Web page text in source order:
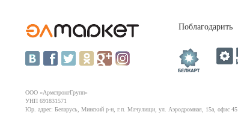
Поблагодарить
ООО «АрмстронгГрупп»
УНП 691831571
Юр. адрес: Беларусь, Минский р-н, г.п. Мачулищи, ул. Аэродромная, 15а, офис 45